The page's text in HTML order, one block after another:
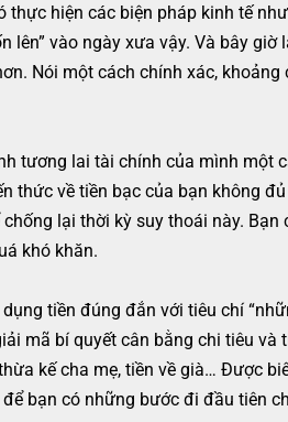
hiện các biện pháp kinh tế
lên” vào ngày xưa vậy. Và bây
Nói một cách chính xác,
tương lai tài chính của mình một
thức về tiền bạc của bạn không
lại thời kỳ suy thoái này.
khó khăn.
tiền đúng đắn với tiêu chí
mã bí quyết cân bằng chi tiêu
kế cha mẹ, tiền về già… Được
bạn có những bước đi đầu tiên